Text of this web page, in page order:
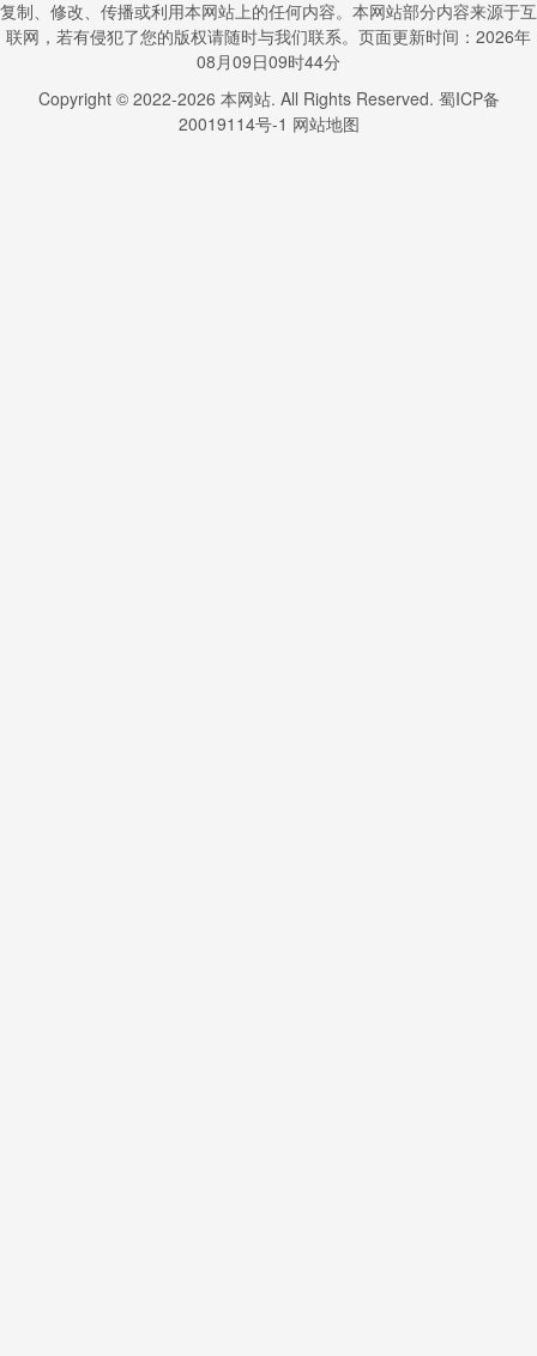
复制、修改、传播或利用本网站上的任何内容。本网站部分内容来源于互
联网，若有侵犯了您的版权请随时与我们联系。页面更新时间：2026年
08月09日09时44分
Copyright © 2022-2026 本网站. All Rights Reserved. 蜀ICP备
20019114号-1 网站地图